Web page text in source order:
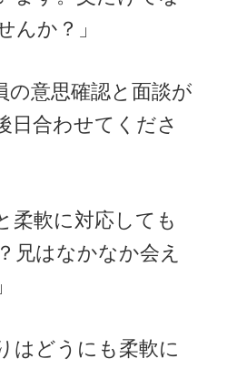
んか？」
の意思確認と面談が
日合わせてくださ
柔軟に対応しても
兄はなかなか会え
はどうにも柔軟に